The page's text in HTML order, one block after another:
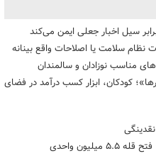
سیل اخبار جعلی ایمن می‌کند
سلامت یا اصلاحات واقع بینانه
مناسب نوزادان و سالمندان
کودکان، ابزار کسب درآمد در فضای